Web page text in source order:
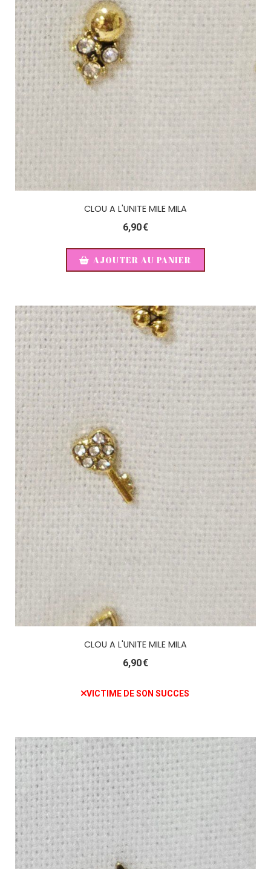
CLOU A L'UNITE MILE MILA
6,90€
AJOUTER AU PANIER
CLOU A L'UNITE MILE MILA
6,90€
VICTIME DE SON SUCCES